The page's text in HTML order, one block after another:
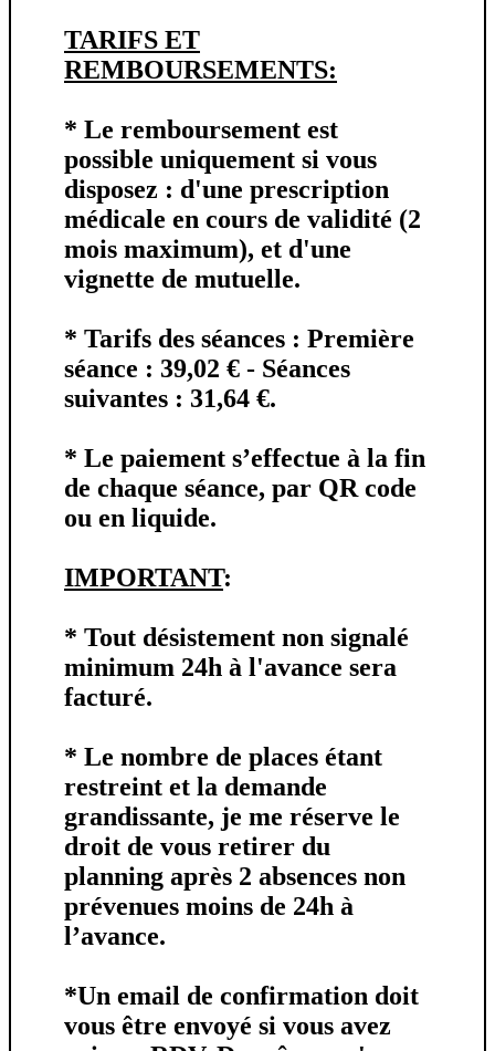
TARIFS ET
REMBOURSEMENTS:
* Le remboursement est
possible uniquement si vous
disposez : d'une prescription
médicale en cours de validité (2
mois maximum), et d'une
vignette de mutuelle.
* Tarifs des séances : Première
séance : 39,02 € - Séances
suivantes : 31,64 €.
* Le paiement s’effectue à la fin
de chaque séance, par QR code
ou en liquide.
IMPORTANT:
* Tout désistement non signalé
minimum 24h à l'avance sera
facturé.
* Le nombre de places étant
restreint et la demande
grandissante, je me réserve le
droit de vous retirer du
planning après 2 absences non
prévenues moins de 24h à
l’avance.
*Un email de confirmation doit
vous être envoyé si vous avez